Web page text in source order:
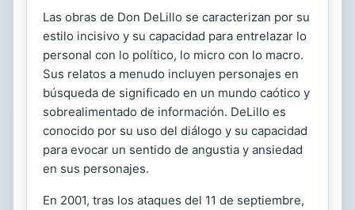
Las obras de Don DeLillo se caracterizan por su
estilo incisivo y su capacidad para entrelazar lo
personal con lo político, lo micro con lo macro.
Sus relatos a menudo incluyen personajes en
búsqueda de significado en un mundo caótico y
sobrealimentado de información. DeLillo es
conocido por su uso del diálogo y su capacidad
para evocar un sentido de angustia y ansiedad
en sus personajes.
En 2001, tras los ataques del 11 de septiembre,